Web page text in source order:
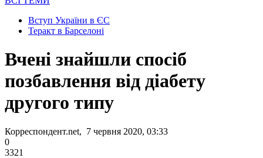
Вступ України в ЄС
Теракт в Барселоні
Вчені знайшли спосіб
позбавлення від діабету
другого типу
Корреспондент.net, 7 червня 2020, 03:33
0
3321